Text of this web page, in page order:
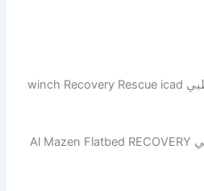
ونش ريكفري انقاذ ايكاد ابوظبي winch Recovery Rescue icad
ريكفري سطحة المزن ابوظبي Al Mazen Flatbed RECOVERY